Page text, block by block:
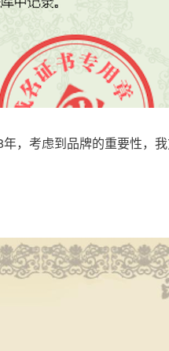
，考虑到品牌的重要性，